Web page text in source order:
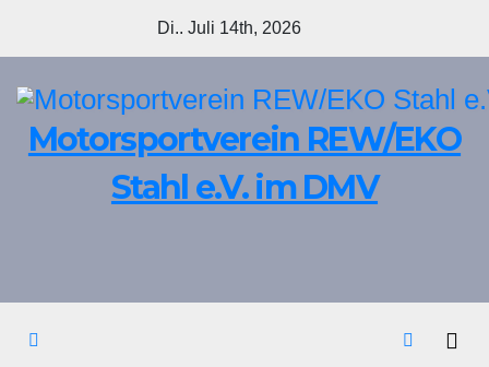
Di.. Juli 14th, 2026
Motorsportverein REW/EKO
Stahl e.V. im DMV